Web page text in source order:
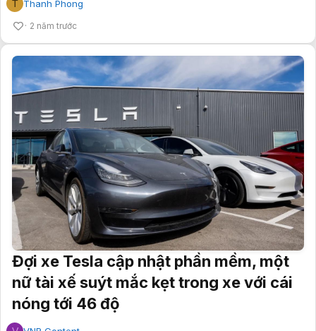
T Thanh Phong
2 năm trước
Đợi xe Tesla cập nhật phần mềm, một
nữ tài xế suýt mắc kẹt trong xe với cái
nóng tới 46 độ